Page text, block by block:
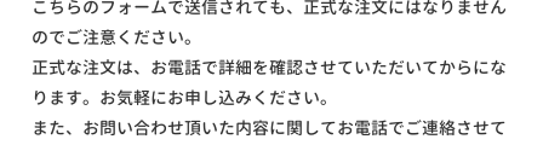
こちらのフォームで送信されても、正式な注文にはなりません
のでご注意ください。
正式な注文は、お電話で詳細を確認させていただいてからにな
ります。お気軽にお申し込みください。
また、お問い合わせ頂いた内容に関してお電話でご連絡させて